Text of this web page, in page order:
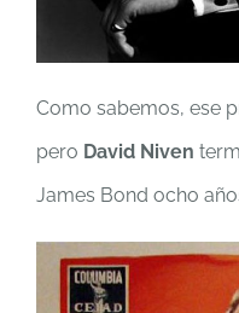
Como sabemos, ese
pero David Niven
James Bond ocho